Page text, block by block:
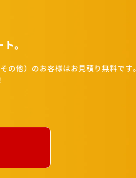
。
他）のお客様はお見積り無料です。